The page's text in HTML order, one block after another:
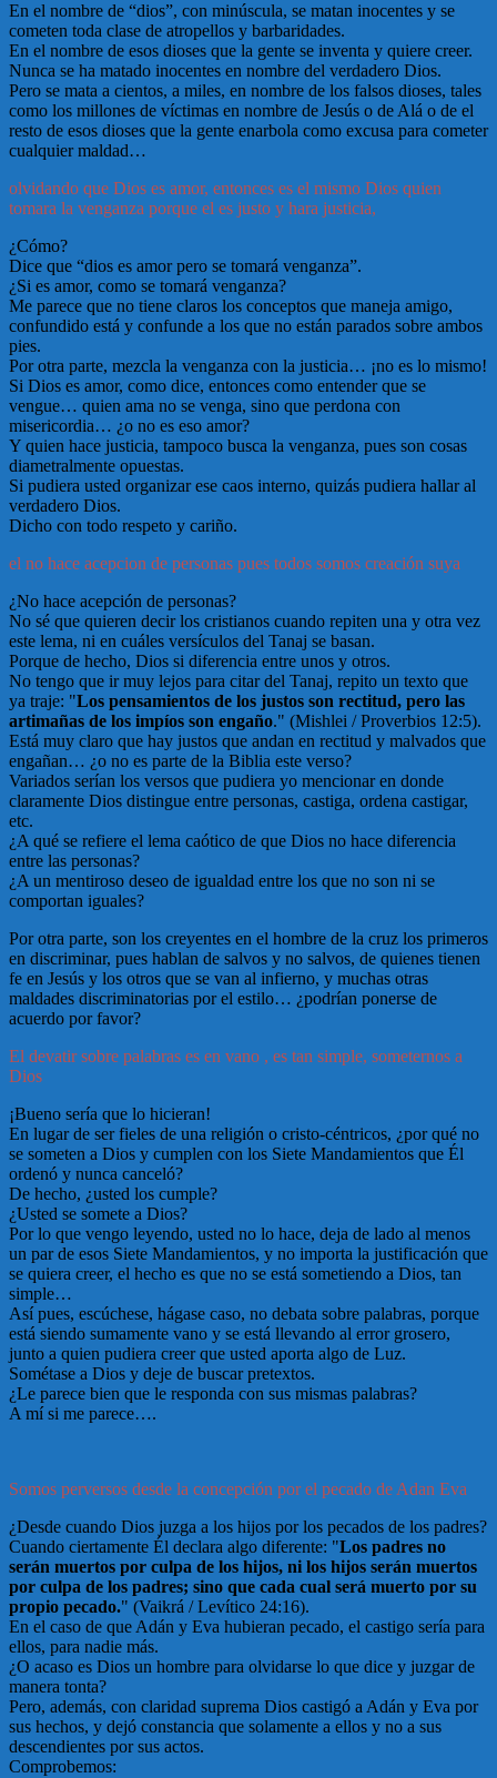
En el nombre de “dios”, con minúscula, se matan inocentes y se
cometen toda clase de atropellos y barbaridades.
En el nombre de esos dioses que la gente se inventa y quiere creer.
Nunca se ha matado inocentes en nombre del verdadero Dios.
Pero se mata a cientos, a miles, en nombre de los falsos dioses, tales
como los millones de víctimas en nombre de Jesús o de Alá o de el
resto de esos dioses que la gente enarbola como excusa para cometer
cualquier maldad…
olvidando que Dios es amor, entonces es el mismo Dios quien
tomara la venganza porque el es justo y hara justicia,
¿Cómo?
Dice que “dios es amor pero se tomará venganza”.
¿Si es amor, como se tomará venganza?
Me parece que no tiene claros los conceptos que maneja amigo,
confundido está y confunde a los que no están parados sobre ambos
pies.
Por otra parte, mezcla la venganza con la justicia… ¡no es lo mismo!
Si Dios es amor, como dice, entonces como entender que se
vengue… quien ama no se venga, sino que perdona con
misericordia… ¿o no es eso amor?
Y quien hace justicia, tampoco busca la venganza, pues son cosas
diametralmente opuestas.
Si pudiera usted organizar ese caos interno, quizás pudiera hallar al
verdadero Dios.
Dicho con todo respeto y cariño.
el no hace acepcion de personas pues todos somos creación suya
¿No hace acepción de personas?
No sé que quieren decir los cristianos cuando repiten una y otra vez
este lema, ni en cuáles versículos del Tanaj se basan.
Porque de hecho, Dios si diferencia entre unos y otros.
No tengo que ir muy lejos para citar del Tanaj, repito un texto que
ya traje: "Los pensamientos de los justos son rectitud, pero las
artimañas de los impíos son engaño." (Mishlei / Proverbios 12:5).
Está muy claro que hay justos que andan en rectitud y malvados que
engañan… ¿o no es parte de la Biblia este verso?
Variados serían los versos que pudiera yo mencionar en donde
claramente Dios distingue entre personas, castiga, ordena castigar,
etc.
¿A qué se refiere el lema caótico de que Dios no hace diferencia
entre las personas?
¿A un mentiroso deseo de igualdad entre los que no son ni se
comportan iguales?
Por otra parte, son los creyentes en el hombre de la cruz los primeros
en discriminar, pues hablan de salvos y no salvos, de quienes tienen
fe en Jesús y los otros que se van al infierno, y muchas otras
maldades discriminatorias por el estilo… ¿podrían ponerse de
acuerdo por favor?
El devatir sobre palabras es en vano , es tan simple, someternos a
Dios
¡Bueno sería que lo hicieran!
En lugar de ser fieles de una religión o cristo-céntricos, ¿por qué no
se someten a Dios y cumplen con los Siete Mandamientos que Él
ordenó y nunca canceló?
De hecho, ¿usted los cumple?
¿Usted se somete a Dios?
Por lo que vengo leyendo, usted no lo hace, deja de lado al menos
un par de esos Siete Mandamientos, y no importa la justificación que
se quiera creer, el hecho es que no se está sometiendo a Dios, tan
simple…
Así pues, escúchese, hágase caso, no debata sobre palabras, porque
está siendo sumamente vano y se está llevando al error grosero,
junto a quien pudiera creer que usted aporta algo de Luz.
Sométase a Dios y deje de buscar pretextos.
¿Le parece bien que le responda con sus mismas palabras?
A mí si me parece….
Somos perversos desde la concepción por el pecado de Adan Eva
¿Desde cuando Dios juzga a los hijos por los pecados de los padres?
Cuando ciertamente Él declara algo diferente: "Los padres no
serán muertos por culpa de los hijos, ni los hijos serán muertos
por culpa de los padres; sino que cada cual será muerto por su
propio pecado." (Vaikrá / Levítico 24:16).
En el caso de que Adán y Eva hubieran pecado, el castigo sería para
ellos, para nadie más.
¿O acaso es Dios un hombre para olvidarse lo que dice y juzgar de
manera tonta?
Pero, además, con claridad suprema Dios castigó a Adán y Eva por
sus hechos, y dejó constancia que solamente a ellos y no a sus
descendientes por sus actos.
Comprobemos: